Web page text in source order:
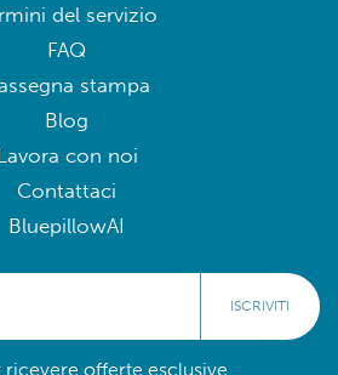
del servizio
FAQ
stampa
Blog
con noi
Contattaci
BluepillowAI
ISCRIVITI
ricevere offerte esclusive